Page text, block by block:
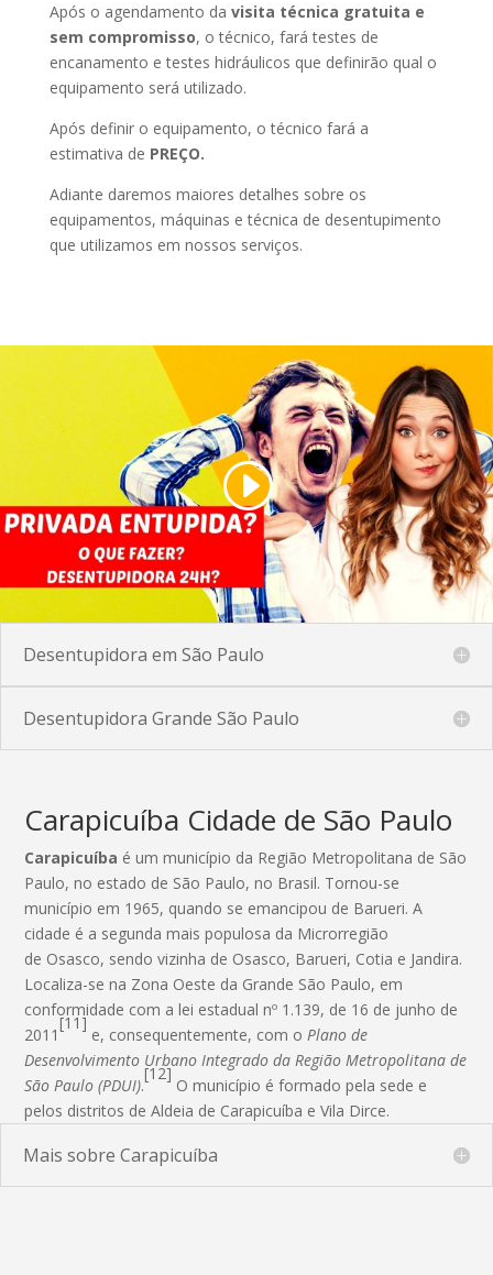
Após o agendamento da visita técnica gratuita e
sem compromisso, o técnico, fará testes de
encanamento e testes hidráulicos que definirão qual o
equipamento será utilizado.
Após definir o equipamento, o técnico fará a
estimativa de PREÇO.
Adiante daremos maiores detalhes sobre os
equipamentos, máquinas e técnica de desentupimento
que utilizamos em nossos serviços.
Desentupidora em São Paulo
Desentupidora Grande São Paulo
Carapicuíba Cidade de São Paulo
Carapicuíba é um município da Região Metropolitana de São
Paulo, no estado de São Paulo, no Brasil. Tornou-se
município em 1965, quando se emancipou de Barueri. A
cidade é a segunda mais populosa da Microrregião
de Osasco, sendo vizinha de Osasco, Barueri, Cotia e Jandira.
Localiza-se na Zona Oeste da Grande São Paulo, em
conformidade com a lei estadual nº 1.139, de 16 de junho de
2011
[11]
e, consequentemente, com oPlano de
Desenvolvimento Urbano Integrado da Região Metropolitana de
São Paulo (PDUI).
[12]
O município é formado pela sede e
pelos distritos de Aldeia de Carapicuíba e Vila Dirce.
Mais sobre Carapicuíba